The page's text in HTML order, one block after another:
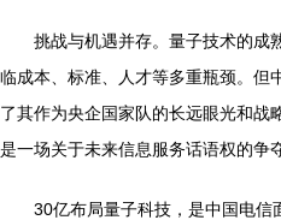
挑战与机遇并存。量子技术的成
临成本、标准、人才等多重瓶颈。但
了其作为央企国家队的长远眼光和战
是一场关于未来信息服务话语权的争夺
30亿布局量子科技，是中国电信